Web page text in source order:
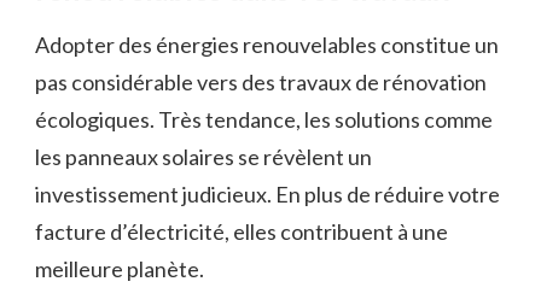
Adopter des énergies renouvelables constitue un
pas considérable vers des travaux de rénovation
écologiques. Très tendance, les solutions comme
les panneaux solaires se révèlent un
investissement judicieux. En plus de réduire votre
facture d’électricité, elles contribuent à une
meilleure planète.